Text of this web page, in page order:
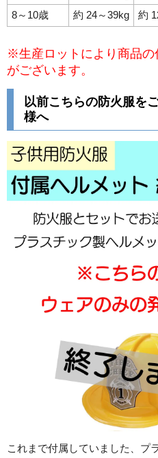
8～10歳
約 24～39kg 約
※生産ロットにより商品の
がございます。
以前こちらの防火服を
様へ
これまで付属していました、プ